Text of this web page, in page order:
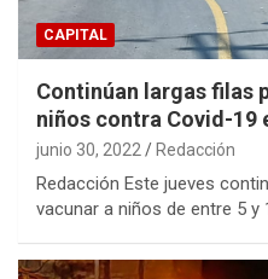
CAPITAL
Continúan largas filas
niños contra Covid-19
junio 30, 2022 Redacción
Redacción Este jueves
vacunar a niños de entre 5 y